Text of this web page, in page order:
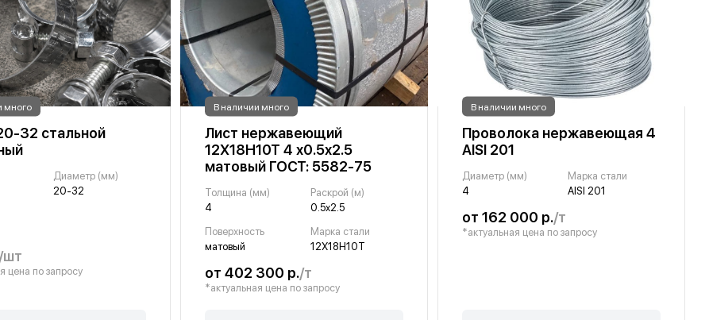
много
32 стальной
Диаметр (мм)
20-32
/шт
цена по запросу
В наличии много
Лист нержавеющий
12Х18Н10Т 4 х0.5х2.5
матовый ГОСТ: 5582-75
Толщина (мм)
4
Раскрой (м)
0.5х2.5
Поверхность
матовый
Марка стали
12Х18Н10Т
от 402 300 р./т
*актуальная цена по запросу
В наличии много
Проволока нержавеющая 4
AISI 201
Диаметр (мм)
4
Марка стали
AISI 201
от 162 000 р./т
*актуальная цена по запросу